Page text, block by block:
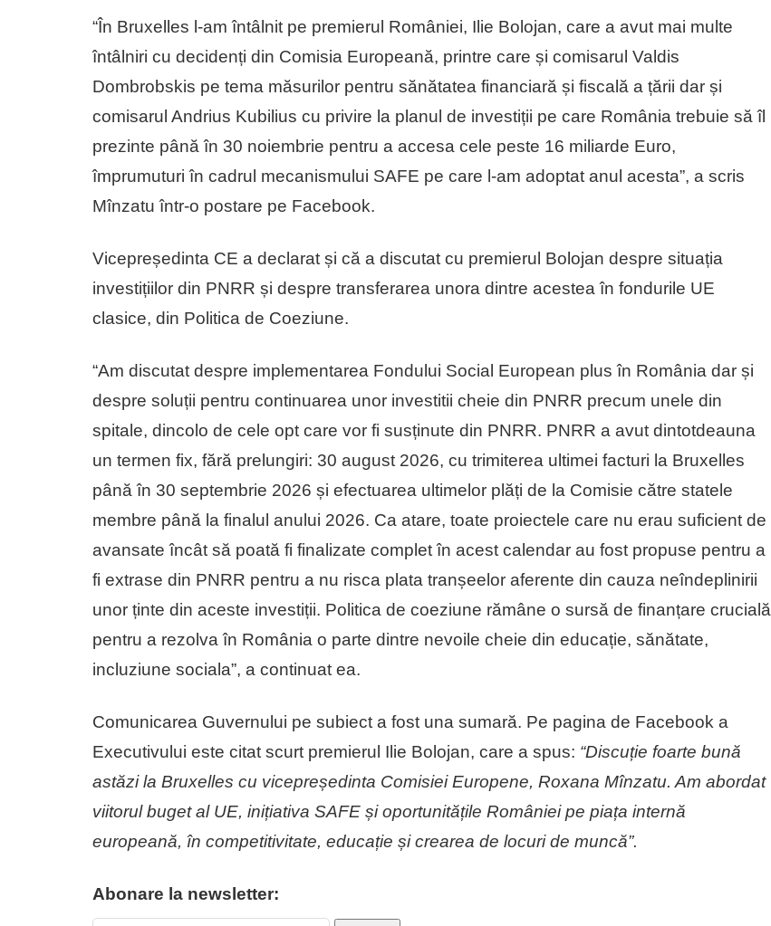
“În Bruxelles l-am întâlnit pe premierul României, Ilie Bolojan, care a avut mai multe
întâlniri cu decidenți din Comisia Europeană, printre care și comisarul Valdis
Dombrobskis pe tema măsurilor pentru sănătatea financiară și fiscală a țării dar și
comisarul Andrius Kubilius cu privire la planul de investiții pe care România trebuie să îl
prezinte până în 30 noiembrie pentru a accesa cele peste 16 miliarde Euro,
împrumuturi în cadrul mecanismului SAFE pe care l-am adoptat anul acesta”, a scris
Mînzatu într-o postare pe Facebook.
Vicepreședinta CE a declarat și că a discutat cu premierul Bolojan despre situația
investițiilor din PNRR și despre transferarea unora dintre acestea în fondurile UE
clasice, din Politica de Coeziune.
“Am discutat despre implementarea Fondului Social European plus în România dar și
despre soluții pentru continuarea unor investitii cheie din PNRR precum unele din
spitale, dincolo de cele opt care vor fi susținute din PNRR. PNRR a avut dintotdeauna
un termen fix, fără prelungiri: 30 august 2026, cu trimiterea ultimei facturi la Bruxelles
până în 30 septembrie 2026 și efectuarea ultimelor plăți de la Comisie către statele
membre până la finalul anului 2026. Ca atare, toate proiectele care nu erau suficient de
avansate încât să poată fi finalizate complet în acest calendar au fost propuse pentru a
fi extrase din PNRR pentru a nu risca plata tranșeelor aferente din cauza neîndeplinirii
unor ținte din aceste investiții. Politica de coeziune rămâne o sursă de finanțare crucială
pentru a rezolva în România o parte dintre nevoile cheie din educație, sănătate,
incluziune sociala”, a continuat ea.
Comunicarea Guvernului pe subiect a fost una sumară. Pe pagina de Facebook a
Executivului este citat scurt premierul Ilie Bolojan, care a spus: “Discuție foarte bună
astăzi la Bruxelles cu vicepreședinta Comisiei Europene, Roxana Mînzatu. Am abordat
viitorul buget al UE, inițiativa SAFE și oportunitățile României pe piața internă
europeană, în competitivitate, educație și crearea de locuri de muncă”.
Abonare la newsletter: